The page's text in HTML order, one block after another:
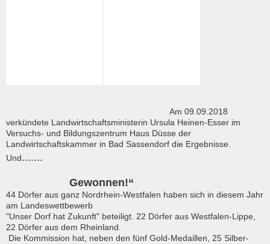
Am 09.09.2018
verkündete Landwirtschaftsministerin Ursula Heinen-Esser im
Versuchs- und Bildungszentrum Haus Düsse der
Landwirtschaftskammer in Bad Sassendorf die Ergebnisse.
Und .......
Gewonnen!“
44 Dörfer aus ganz Nordrhein-Westfalen haben sich in diesem Jahr
am Landeswettbewerb
"Unser Dorf hat Zukunft" beteiligt. 22 Dörfer aus Westfalen-Lippe,
22 Dörfer aus dem Rheinland.
Die Kommission hat, neben den fünf Gold-Medaillen, 25 Silber-